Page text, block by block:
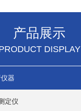
产品展示
DISPLAY
器
定仪